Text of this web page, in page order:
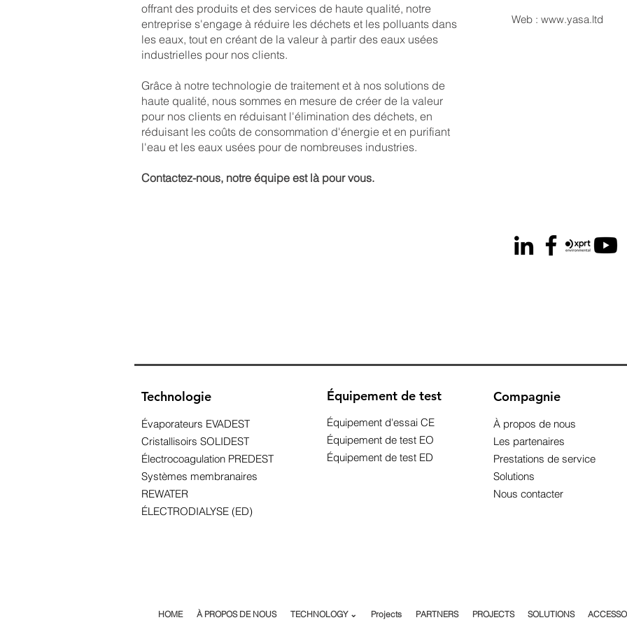
offrant des produits et des services de haute qualité, notre
entreprise s'engage à réduire les déchets et les polluants dans
les eaux, tout en créant de la valeur à partir des eaux usées
industrielles pour nos clients.
Grâce à notre technologie de traitement et à nos solutions de
haute qualité, nous sommes en mesure de créer de la valeur
pour nos clients en réduisant l'élimination des déchets, en
réduisant les coûts de consommation d'énergie et en purifiant
l'eau et les eaux usées pour de nombreuses industries.
Contactez-nous, notre équipe est là pour vous.
Web : www.yasa.ltd
Technologie
Évaporateurs EVADEST
Cristallisoirs SOLIDEST
Électrocoagulation PREDEST
Systèmes membranaires
REWATER
ÉLECTRODIALYSE (ED)
Compagnie
À propos de nous
Les partenaires
Prestations de service
Solutions
Nous contacter
Équipement de test
Équipement d'essai CE
Équipement de test EO
Équipement de test ED
HOME À PROPOS DE NOUS TECHNOLOGY ⌄ Projects PARTNERS PROJECTS SOLUTIONS